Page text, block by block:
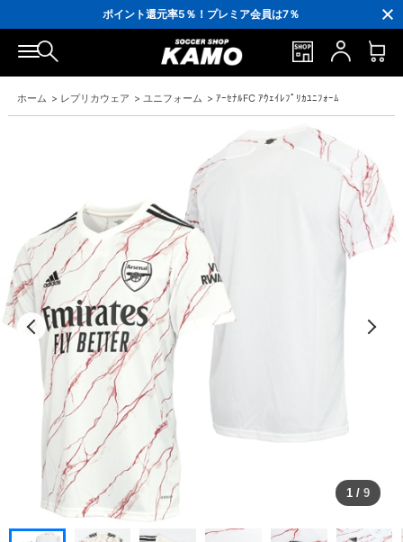
ポイント還元率5％！プレミア会員は7％
会員の方にはお誕生月に「10％OFFクーポン」プレゼント！
16,000円(税込)以上でシューズケースプレゼント！
3,300円(税込)以上で送料無料！
ホーム > レプリカウェア > ユニフォーム > ｱｰｾﾅﾙFC ｱｳｪｲﾚﾌﾟﾘｶﾕﾆﾌｫｰﾑ
1 / 9